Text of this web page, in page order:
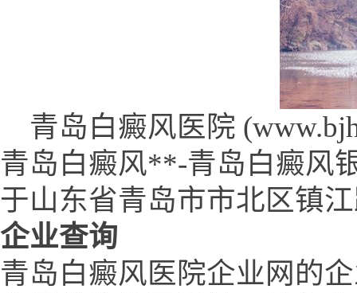
青岛白癜风医院
青岛白癜风**-青岛白癜风
于山东省青岛市市北区镇
企业查询
青岛白癜风医院企业网的